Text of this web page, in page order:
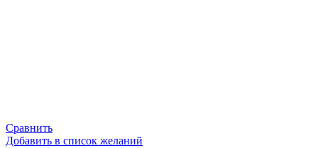
Сравнить
Добавить в список желаний